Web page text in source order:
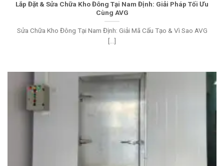
Lắp Đặt & Sửa Chữa Kho Đông Tại Nam Định: Giải Pháp Tối Ưu
Cùng AVG
Sửa Chữa Kho Đông Tại Nam Định: Giải Mã Cấu Tạo & Vì Sao AVG
[...]